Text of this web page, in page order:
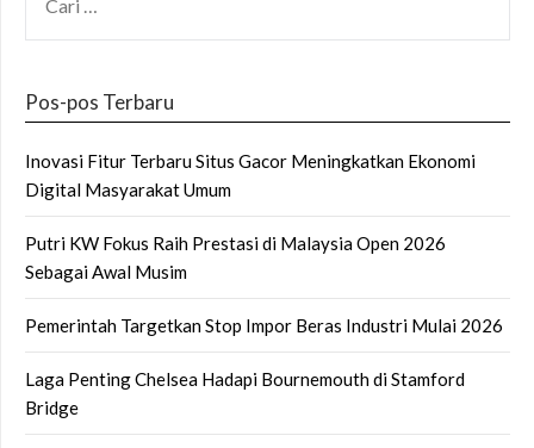
UNTUK:
Pos-pos Terbaru
Inovasi Fitur Terbaru Situs Gacor Meningkatkan Ekonomi
Digital Masyarakat Umum
Putri KW Fokus Raih Prestasi di Malaysia Open 2026
Sebagai Awal Musim
Pemerintah Targetkan Stop Impor Beras Industri Mulai 2026
Laga Penting Chelsea Hadapi Bournemouth di Stamford
Bridge